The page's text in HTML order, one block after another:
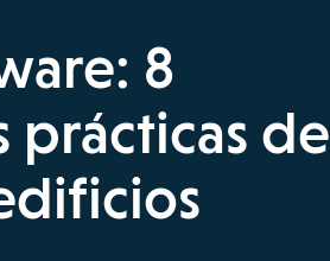
8
prácticas de